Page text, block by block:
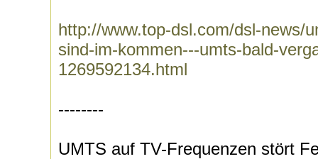
http://www.top-dsl.com/dsl-news/
sind-im-kommen---umts-bald-
1269592134.html
--------
UMTS auf TV-Frequenzen stört